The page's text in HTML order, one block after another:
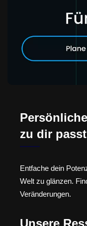
zu dir
Entfache dein
Welt zu glänzen.
Veränderungen.
Unsere